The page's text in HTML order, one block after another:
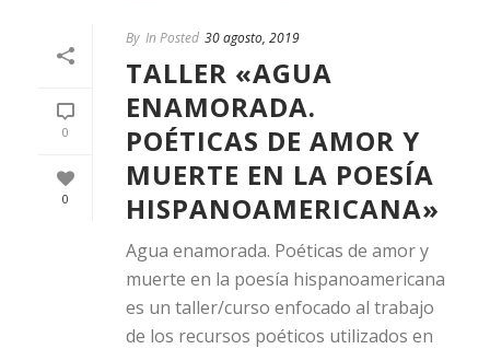
0
0
By In Posted 30 agosto, 2019
TALLER «AGUA
ENAMORADA.
POÉTICAS DE AMOR Y
MUERTE EN LA POESÍA
HISPANOAMERICANA»
Agua enamorada. Poéticas de amor y
muerte en la poesía hispanoamericana
es un taller/curso enfocado al trabajo
de los recursos poéticos utilizados en